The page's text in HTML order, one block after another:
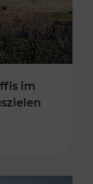
im